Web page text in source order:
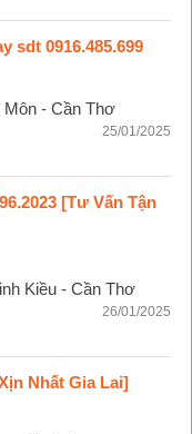
sdt 0916.485.699
Môn - Cần Thơ
25/01/2025
[Tư Vấn Tận
Kiều - Cần Thơ
26/01/2025
Nhất Gia Lai]